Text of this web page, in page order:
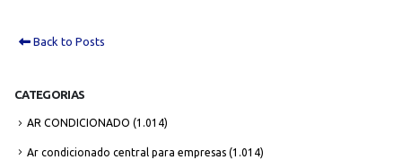
Back to Posts
CATEGORIAS
AR CONDICIONADO (1.014)
Ar condicionado central para empresas (1.014)